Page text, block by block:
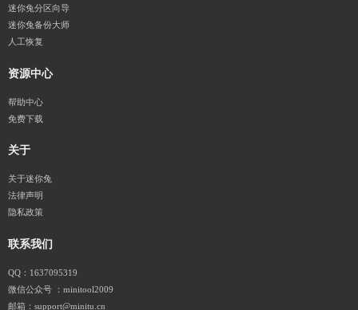
迷你兔分区向导
迷你兔备份大师
人工恢复
资源中心
帮助中心
免费下载
关于
关于迷你兔
法律声明
隐私政策
联系我们
QQ：1637095319
微信公众号 ：minitool2009
邮箱：support@minitu.cn